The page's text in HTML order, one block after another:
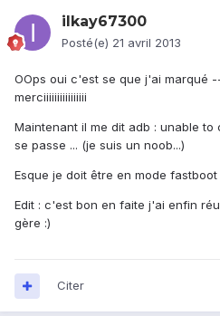
ilkay67300
Posté(e) 21 avril 2013
OOps oui c'est se que j'ai marqué
merciiiiiiiiiiiiiiii
Maintenant il me dit adb : unable
se passe ... (je suis un noob...)
Esque je doit être en mode fastboot
Edit : c'est bon en faite j'ai enfin
gère :)
Citer